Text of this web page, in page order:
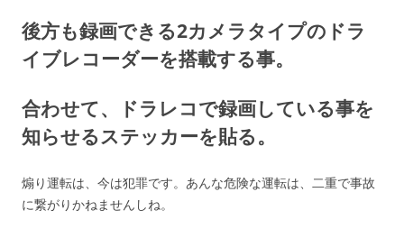
後方も録画できる2カメラタイプのドラ
イブレコーダーを搭載する事。
合わせて、ドラレコで録画している事を
知らせるステッカーを貼る。
煽り運転は、今は犯罪です。あんな危険な運転は、二重で事故
に繋がりかねませんしね。